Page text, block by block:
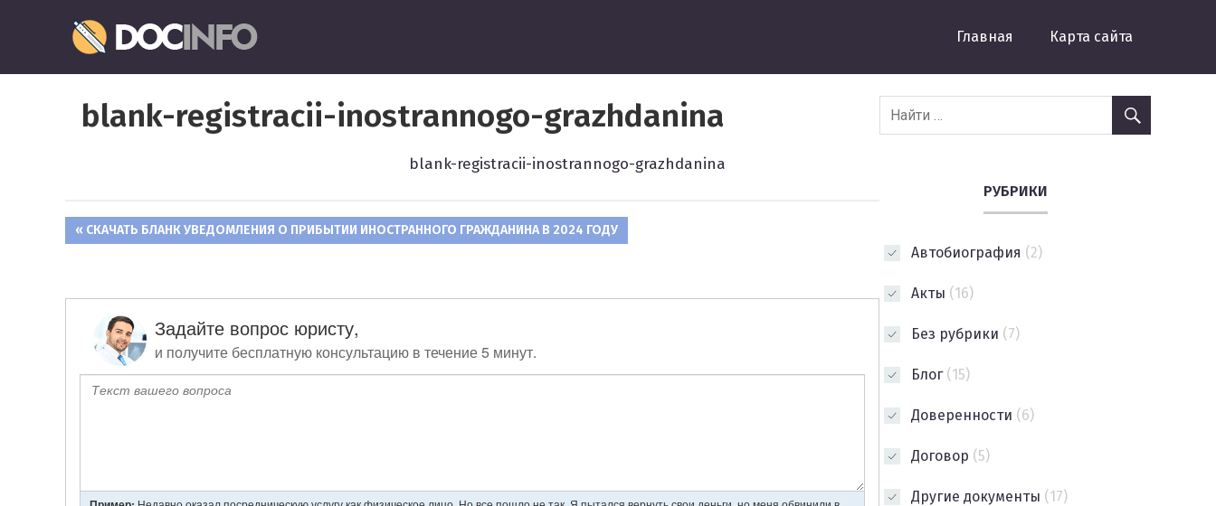
к
содержимому
заполнение
Главная Карта сайта
blank-registracii-inostrannogo-grazhdanina
blank-registracii-inostrannogo-grazhdanina
Навигация
записям
ПРЕДЫДУЩАЯ
СКАЧАТЬ БЛАНК УВЕДОМЛЕНИЯ О ПРИБЫТИИ ИНОСТРАННОГО ГРАЖДАНИНА В 2024 ГОДУ
РУБРИКИ
Автобиография (2)
Акты (16)
Без рубрики (7)
Блог(15)
Доверенности (6)
Договор (5)
Другие документы (17)